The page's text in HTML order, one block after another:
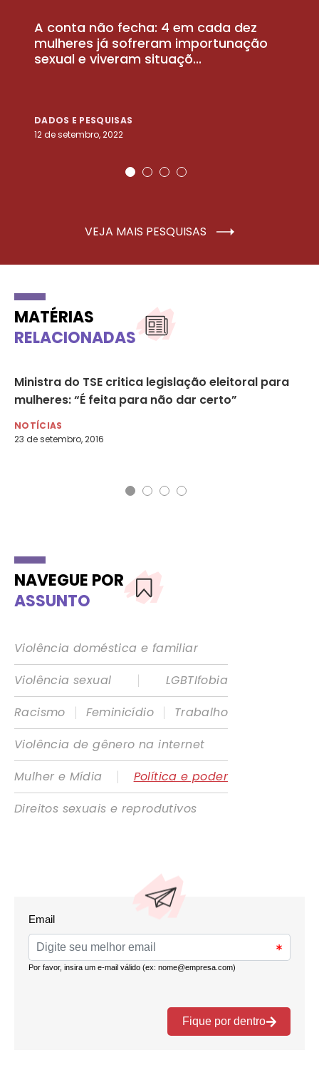
A conta não fecha: 4 em cada dez
mulheres já sofreram importunação
sexual e viveram situaçõ...
DADOS E PESQUISAS
12 de setembro, 2022
VEJA MAIS PESQUISAS
MATÉRIAS
RELACIONADAS
Ministra do TSE critica legislação eleitoral para
mulheres: “É feita para não dar certo”
NOTÍCIAS
23 de setembro, 2016
NAVEGUE POR
ASSUNTO
Violência doméstica e familiar
Violência sexual
|
LGBTIfobia
Racismo
| Feminicídio |
Trabalho
Violência de gênero na internet
Mulher e Mídia
|
Política e poder
Direitos sexuais e reprodutivos